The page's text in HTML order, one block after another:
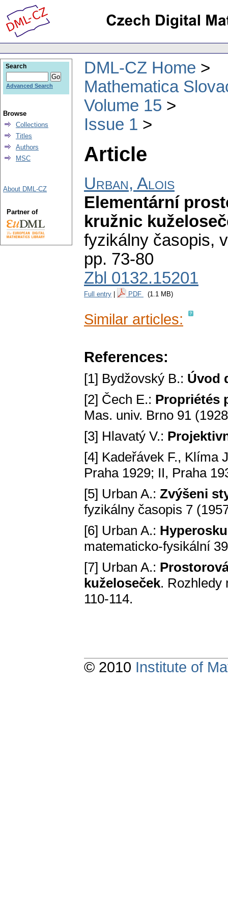
DML-CZ Home
Mathematica
Volume 15
Issue 1
Article
Urban, Alois
Elementární
kružnic
fyzikálny časopis,
pp. 73-80
Zbl 0132.15201
Full entry PDF (1.1 MB)
Similar articles:
References:
[1] Bydžovský B.: Úvod
[2] Čech E.: Propriétés
Mas. univ. Brno 91
[3] Hlavatý V.:
[4] Kadeřávek F., Klíma
Praha 1929; II, Praha
[5] Urban A.: Zvýšeni
fyzikálny časopis 7
[6] Urban A.:
matematicko-fysikální
[7] Urban A.:
kuželoseček. Rozhledy
110-114.
Search
Advanced Search
Browse
Collections
Titles
Authors
MSC
About DML-CZ
Partner of
© 2010 Institute of